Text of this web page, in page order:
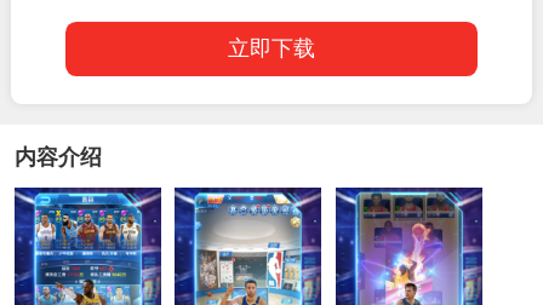
立即下载
内容介绍